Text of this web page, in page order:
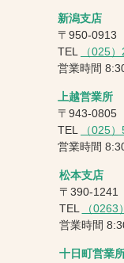
新潟支店
〒950-0913
TEL
（025
営業時間
上越営業所
〒943-0805
TEL
（025
営業時間
松本支店
〒390-1241
TEL
（
営業時間
十日町営業